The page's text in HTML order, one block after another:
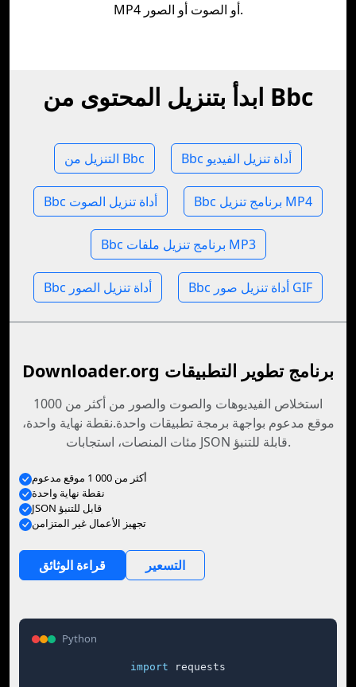
MP4 أو الصوت أو الصور.
ابدأ بتنزيل المحتوى من Bbc
التنزيل من Bbc Bbc أداة تنزيل الفيديو
Bbc أداة تنزيل الصوت Bbc برنامج تنزيل MP4
Bbc برنامج تنزيل ملفات MP3
Bbc أداة تنزيل الصور Bbc أداة تنزيل صور GIF
Downloader.org برنامج تطوير التطبيقات
استخلاص الفيديوهات والصوت والصور من أكثر من 1000
موقع مدعوم بواجهة برمجة تطبيقات واحدة.نقطة نهاية واحدة،
مئات المنصات، استجابات JSON قابلة للتنبؤ.
أكثر من 000 1 موقع مدعوم
نقطة نهاية واحدة
JSON قابل للتنبؤ
تجهيز الأعمال غير المتزامن
قراءة الوثائق التسعير
Python
import requests